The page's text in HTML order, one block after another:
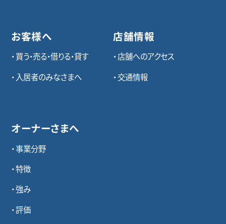
お客様へ
買う・売る・借りる・貸す
入居者のみなさまへ
オーナーさまへ
事業分野
特徴
強み
評価
店舗情報
店舗へのアクセス
交通情報